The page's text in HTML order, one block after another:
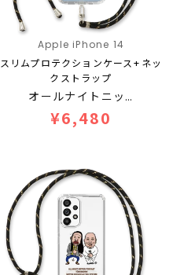
Apple iPhone 14
スリムプロテクションケース+ネッ
クストラップ
オールナイトニッ…
¥6,480